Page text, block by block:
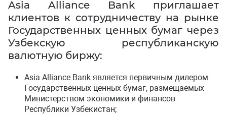
Asia Alliance Bank приглашает
клиентов к сотрудничеству на рынке
Государственных ценных бумаг через
Узбекскую республиканскую
валютную биржу:
Asia Alliance Bank является первичным дилером
Государственных ценных бумаг, размещаемых
Министерством экономики и финансов
Республики Узбекистан;